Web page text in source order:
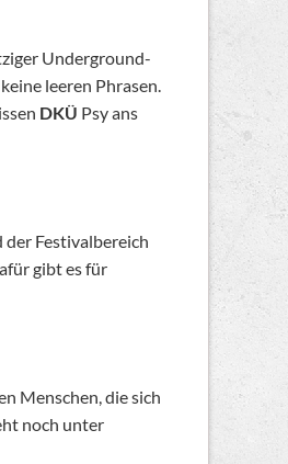
Underground-
leeren Phrasen.
DKÜ Psy ans
der Festivalbereich
gibt es für
Menschen, die sich
noch unter